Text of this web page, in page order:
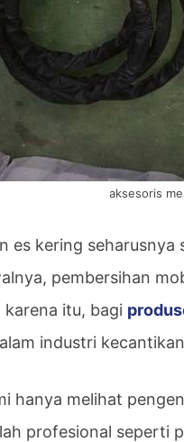
aksesoris
es kering
pembersihan
itu, bagi
industri
hanya melihat
profesional seperti